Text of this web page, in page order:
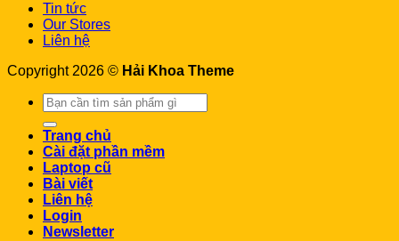
Tin tức
Our Stores
Liên hệ
Copyright 2026 © Hải Khoa Theme
Search
for:
Trang chủ
Cài đặt phần mềm
Laptop cũ
Bài viết
Liên hệ
Login
Newsletter